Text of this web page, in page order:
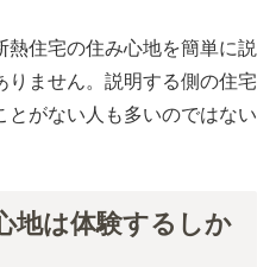
住宅の住み心地を簡単に説
りません。説明する側の住宅
がない人も多いのではない
地は体験するしか